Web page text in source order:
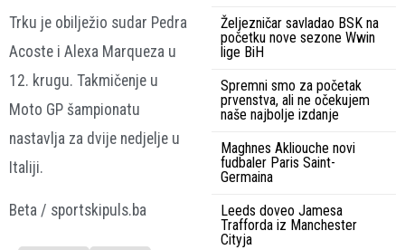
Trku je obilježio sudar Pedra
Acoste i Alexa Marqueza u
12. krugu. Takmičenje u
Moto GP šampionatu
nastavlja za dvije nedjelje u
Italiji.
Beta / sportskipuls.ba
Željezničar savladao BSK na
početku nove sezone Wwin
lige BiH
Spremni smo za početak
prvenstva, ali ne očekujem
naše najbolje izdanje
Maghnes Akliouche novi
fudbaler Paris Saint-
Germaina
Leeds doveo Jamesa
Trafforda iz Manchester
Cityja